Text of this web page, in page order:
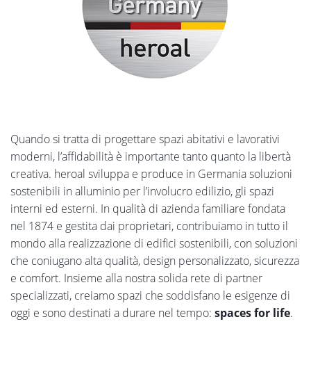
Quando si tratta di progettare spazi abitativi e lavorativi
moderni, l’affidabilità è importante tanto quanto la libertà
creativa. heroal sviluppa e produce in Germania soluzioni
sostenibili in alluminio per l’involucro edilizio, gli spazi
interni ed esterni. In qualità di azienda familiare fondata
nel 1874 e gestita dai proprietari, contribuiamo in tutto il
mondo alla realizzazione di edifici sostenibili, con soluzioni
che coniugano alta qualità, design personalizzato, sicurezza
e comfort. Insieme alla nostra solida rete di partner
specializzati, creiamo spazi che soddisfano le esigenze di
oggi e sono destinati a durare nel tempo: spaces for life.